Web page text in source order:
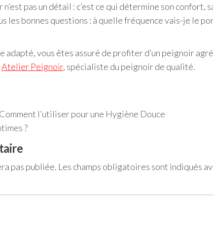
n’est pas un détail : c’est ce qui détermine son
les bonnes questions : à quelle fréquence vais-je le
adapté, vous êtes assuré de profiter d’un peignoir
Atelier Peignoir, spécialiste du peignoir de qualité.
l’utiliser pour une Hygiène Douce
?
pas publiée. Les champs obligatoires sont indiqués